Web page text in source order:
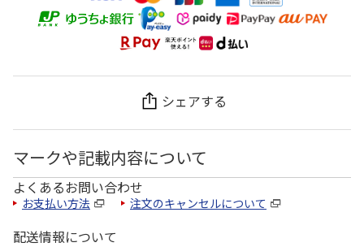
シェアする
マークや記載内容について
よくあるお問い合わせ
お支払い方法 注文のキャンセルについて
配送情報について